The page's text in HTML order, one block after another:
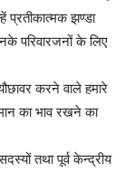
प्रतीकात्मक झण्डा
परिवारजनों के लिए
करने वाले हमारे
का भाव रखने का
तथा पूर्व केन्द्रीय